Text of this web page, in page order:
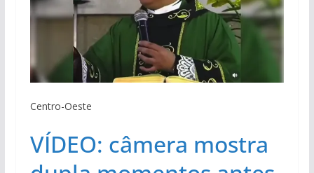
Centro-Oeste
VÍDEO: câmera mostra